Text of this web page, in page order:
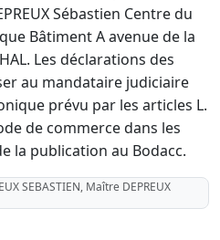
Sébastien Centre du
Bâtiment A avenue de la
Les déclarations des
au mandataire judiciaire
prévu par les articles L.
de commerce dans les
la publication au Bodacc.
SEBASTIEN, Maître DEPREUX